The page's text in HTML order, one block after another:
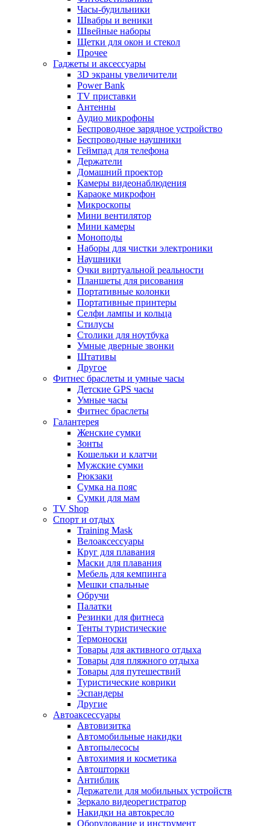
Часы-будильники
Швабры и веники
Швейные наборы
Щетки для окон и стекол
Прочее
Гаджеты и аксессуары
3D экраны увеличители
Power Bank
TV приставки
Антенны
Аудио микрофоны
Беспроводное зарядное устройство
Беспроводные наушники
Геймпад для телефона
Держатели
Домашний проектор
Камеры видеонаблюдения
Караоке микрофон
Микроскопы
Мини вентилятор
Мини камеры
Моноподы
Наборы для чистки электроники
Наушники
Очки виртуальной реальности
Планшеты для рисования
Портативные колонки
Портативные принтеры
Селфи лампы и кольца
Стилусы
Столики для ноутбука
Умные дверные звонки
Штативы
Другое
Фитнес браслеты и умные часы
Детские GPS часы
Умные часы
Фитнес браслеты
Галантерея
Женские сумки
Зонты
Кошельки и клатчи
Мужские сумки
Рюкзаки
Сумка на пояс
Сумки для мам
TV Shop
Спорт и отдых
Training Mask
Велоаксессуары
Круг для плавания
Маски для плавания
Мебель для кемпинга
Мешки спальные
Обручи
Палатки
Резинки для фитнеса
Тенты туристические
Термоноски
Товары для активного отдыха
Товары для пляжного отдыха
Товары для путешествий
Туристические коврики
Эспандеры
Другие
Автоаксессуары
Автовизитка
Автомобильные накидки
Автопылесосы
Автохимия и косметика
Автошторки
Антиблик
Держатели для мобильных устройств
Зеркало видеорегистратор
Накидки на автокресло
Оборудование и инструмент